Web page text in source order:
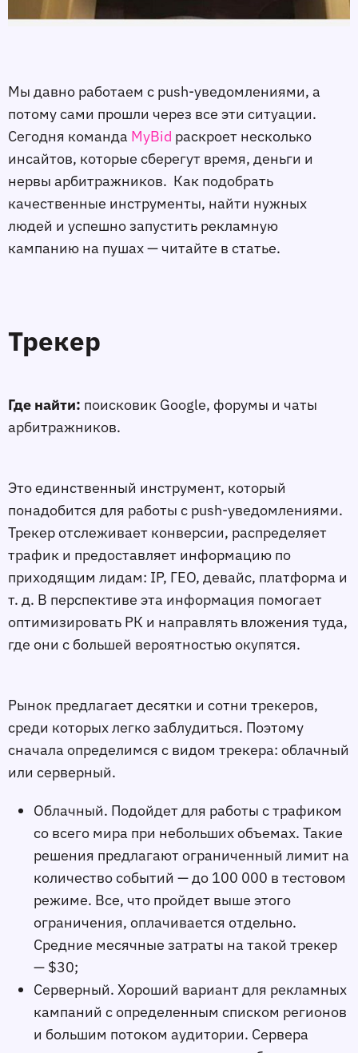
Мы давно работаем с push-уведомлениями, а
потому сами прошли через все эти ситуации.
Сегодня команда MyBid раскроет несколько
инсайтов, которые сберегут время, деньги и
нервы арбитражников. Как подобрать
качественные инструменты, найти нужных
людей и успешно запустить рекламную
кампанию на пушах — читайте в статье.
Трекер
Где найти: поисковик Google, форумы и чаты
арбитражников.
Это единственный инструмент, который
понадобится для работы с push-уведомлениями.
Трекер отслеживает конверсии, распределяет
трафик и предоставляет информацию по
приходящим лидам: IP, ГЕО, девайс, платформа и
т. д. В перспективе эта информация помогает
оптимизировать РК и направлять вложения туда,
где они с большей вероятностью окупятся.
Рынок предлагает десятки и сотни трекеров,
среди которых легко заблудиться. Поэтому
сначала определимся с видом трекера: облачный
или серверный.
Облачный. Подойдет для работы с трафиком
со всего мира при небольших объемах. Такие
решения предлагают ограниченный лимит на
количество событий — до 100 000 в тестовом
режиме. Все, что пройдет выше этого
ограничения, оплачивается отдельно.
Средние месячные затраты на такой трекер
— $30;
Серверный. Хороший вариант для рекламных
кампаний с определенным списком регионов
и большим потоком аудитории. Сервера